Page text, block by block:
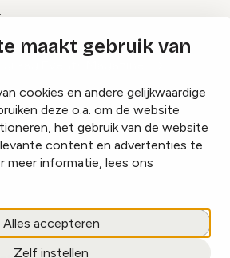
maakt gebruik van
cookies en andere gelijkwaardige
deze o.a. om de website
het gebruik van de website
content en advertenties te
meer informatie, lees ons
Alles accepteren
Zelf instellen
Events Magazine